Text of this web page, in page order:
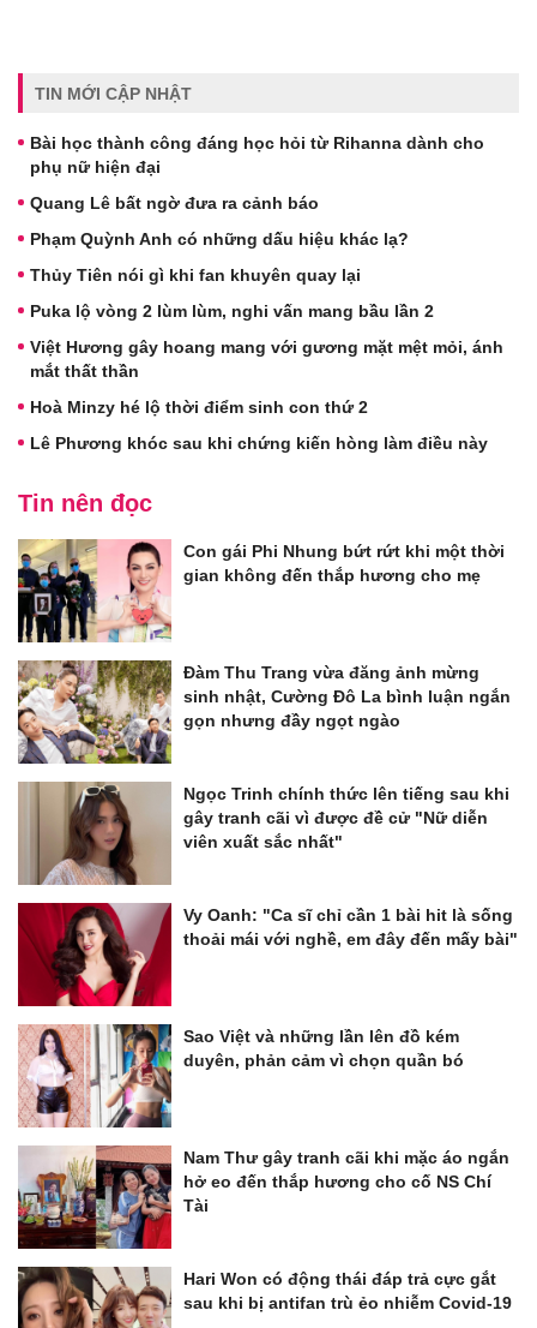
TIN MỚI CẬP NHẬT
Bài học thành công đáng học hỏi từ Rihanna dành cho
phụ nữ hiện đại
Quang Lê bất ngờ đưa ra cảnh báo
Phạm Quỳnh Anh có những dấu hiệu khác lạ?
Thủy Tiên nói gì khi fan khuyên quay lại
Puka lộ vòng 2 lùm lùm, nghi vấn mang bầu lần 2
Việt Hương gây hoang mang với gương mặt mệt mỏi, ánh
mắt thất thần
Hoà Minzy hé lộ thời điểm sinh con thứ 2
Lê Phương khóc sau khi chứng kiến hòng làm điều này
Tin nên đọc
Con gái Phi Nhung bứt rứt khi một thời
gian không đến thắp hương cho mẹ
Đàm Thu Trang vừa đăng ảnh mừng
sinh nhật, Cường Đô La bình luận ngắn
gọn nhưng đầy ngọt ngào
Ngọc Trinh chính thức lên tiếng sau khi
gây tranh cãi vì được đề cử "Nữ diễn
viên xuất sắc nhất"
Vy Oanh: "Ca sĩ chỉ cần 1 bài hit là sống
thoải mái với nghề, em đây đến mấy bài"
Sao Việt và những lần lên đồ kém
duyên, phản cảm vì chọn quần bó
Nam Thư gây tranh cãi khi mặc áo ngắn
hở eo đến thắp hương cho cố NS Chí
Tài
Hari Won có động thái đáp trả cực gắt
sau khi bị antifan trù ẻo nhiễm Covid-19